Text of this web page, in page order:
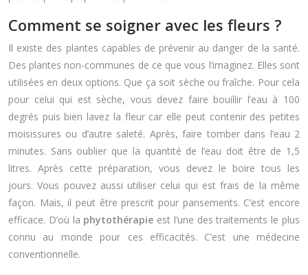
Comment se soigner avec les fleurs ?
Il existe des plantes capables de prévenir au danger de la santé.
Des plantes non-communes de ce que vous l’imaginez. Elles sont
utilisées en deux options. Que ça soit sèche ou fraîche. Pour cela
pour celui qui est sèche, vous devez faire bouillir l’eau à 100
degrés puis bien lavez la fleur car elle peut contenir des petites
moisissures ou d’autre saleté. Après, faire tomber dans l’eau 2
minutes. Sans oublier que la quantité de l’eau doit être de 1,5
litres. Après cette préparation, vous devez le boire tous les
jours. Vous pouvez aussi utiliser celui qui est frais de la même
façon. Mais, il peut être prescrit pour pansements. C’est encore
efficace. D’où la phytothérapie est l’une des traitements le plus
connu au monde pour ces efficacités. C’est une médecine
conventionnelle.